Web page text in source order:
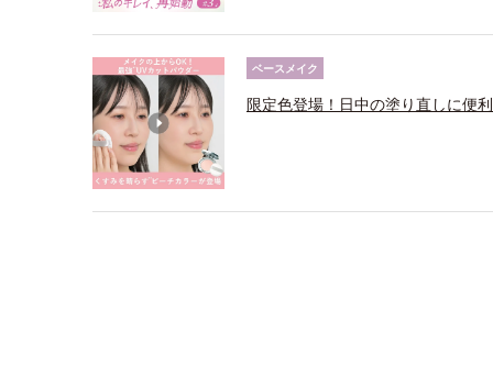
ベースメイク
限定色登場！日中の塗り直しに便